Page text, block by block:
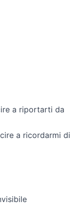
a riportarti da
a ricordarmi di